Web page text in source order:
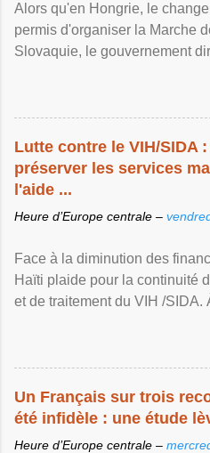
Alors qu'en Hongrie, le
permis d'organiser la Marche
Slovaquie, le gouvernement
Lutte contre le VIH/SIDA
préserver les services
l'aide ...
Heure d’Europe centrale –
Face à la diminution des
Haïti plaide pour la continuité
et de traitement du VIH /SIDA.
Un Français sur trois
été infidèle : une étude
Heure d’Europe centrale –